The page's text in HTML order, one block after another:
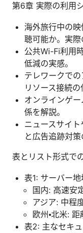
第6章 実際の利用
海外旅行中の
聴可能か。実際
公共Wi-Fi利用
低減の実感。
テレワークで
リソース接続の
オンラインゲ
係を解説。
ニュースサイ
と広告追跡対策
表とリスト形式で
表1: サーバー
国内: 高速安
アジア: 中程
欧州・北米:
表2: 主なセキ